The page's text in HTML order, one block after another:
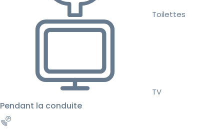
Toilettes
TV
Pendant la conduite